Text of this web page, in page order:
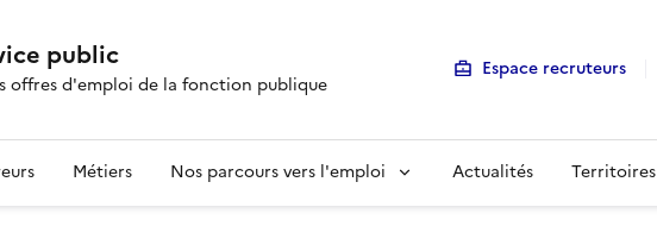
public
offres d'emploi de la fonction publique
Espace recruteurs
Métiers Nos parcours vers l'emploi Actualités Territoires